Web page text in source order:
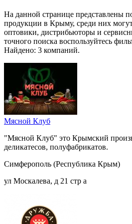
На данной странице представлены
продукции в Крыму, среди них
оптовики, дистрибьюторы и
точного поиска воспользуйтесь
Найдено: 3 компаний.
Мясной Клуб
"Мясной Клуб" это Крымский
деликатесов, полуфабрикатов.
Симферополь (Республика Крым)
ул Москалева, д 21 стр а